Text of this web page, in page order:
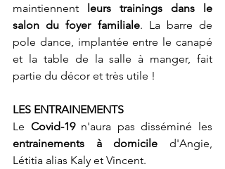
maintiennent leurs trainings dans le
salon du foyer familiale. La barre de
pole dance, implantée entre le canapé
et la table de la salle à manger, fait
partie du décor et très utile !
LES ENTRAINEMENTS
Le Covid-19
entrainements à domicile d'Angie,
Létitia alias Kaly et Vincent.